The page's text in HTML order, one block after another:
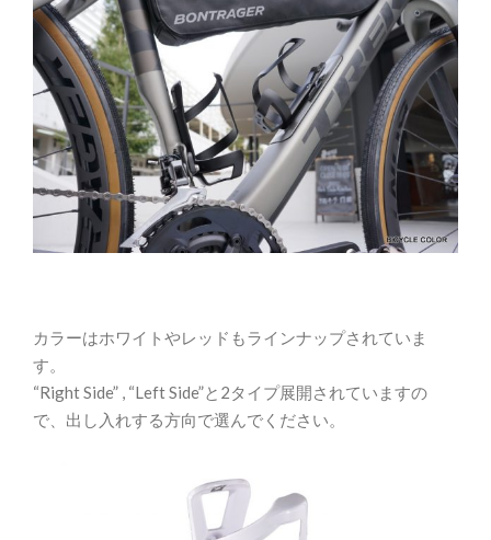
カラーはホワイトやレッドもラインナップされていま
す。
“Right Side” , “Left Side”と2タイプ展開されていますの
で、出し入れする方向で選んでください。